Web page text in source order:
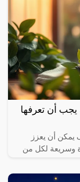
صحية يجب أن تعرفها
يمكن أن يعزز
وسريعة لكل من